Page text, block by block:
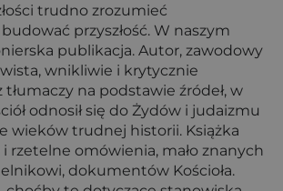
trudno zrozumieć
przyszłość. W naszym
publikacja. Autor, zawodowy
wnikliwie i krytycznie
tłumaczy na podstawie źródeł, w
odnosił się do Żydów i judaizmu
wieków trudnej historii. Książka
i rzetelne omówienia, mało znanych
dokumentów Kościoła.